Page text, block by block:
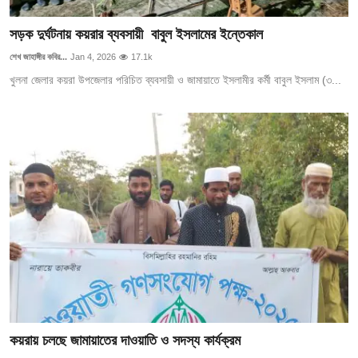
গোপনীয়তা নীতি
জাতীয়
রাজনীতি
আন্তর্জাতিক
স্বাস্থ্য
বিনোদন
অন্যান্য
সড়ক দুর্ঘটনায় কয়রার ব্যবসায়ী বাবুল ইসলামের ইন্তেকাল
শেখ জাহাঙ্গীর কবির... Jan 4, 2026 17.1k
খুলনা জেলার কয়রা উপজেলার পরিচিত ব্যবসায়ী ও জামায়াতে ইসলামীর কর্মী বাবুল ইসলাম (৩...
কয়রায় চলছে জামায়াতের দাওয়াতি ও সদস্য কার্যক্রম